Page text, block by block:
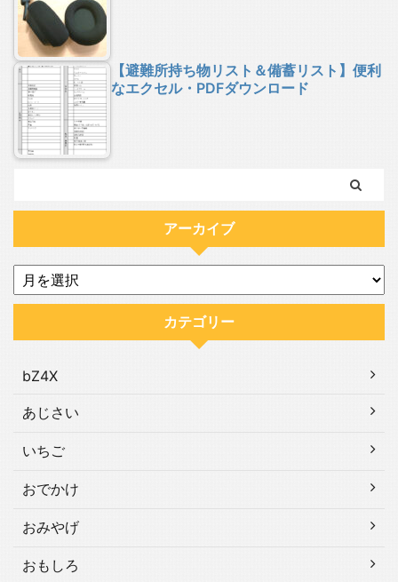
【避難所持ち物リスト＆備蓄リスト】便利
なエクセル・PDFダウンロード
アーカイブ
カテゴリー
bZ4X
あじさい
いちご
おでかけ
おみやげ
おもしろ